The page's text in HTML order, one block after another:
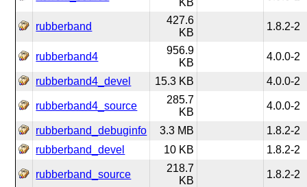
KB
rubberband
427.6
KB
1.8.2-2
rubberband4
956.9
KB
4.0.0-2
rubberband4_devel 15.3 KB 4.0.0-2
rubberband4_source
285.7
KB
4.0.0-2
rubberband_debuginfo 3.3 MB
1.8.2-2
rubberband_devel
10 KB 1.8.2-2
rubberband_source
218.7
KB
1.8.2-2